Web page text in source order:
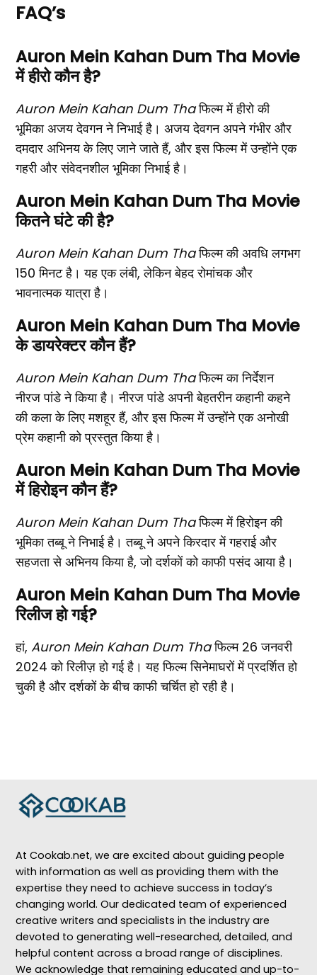
FAQ’s
Auron Mein Kahan Dum Tha Movie
में हीरो कौन है?
Auron Mein Kahan Dum Thaफिल्म में हीरो की
भूमिका अजय देवगन ने निभाई है। अजय देवगन अपने गंभीर और
दमदार अभिनय के लिए जाने जाते हैं, और इस फिल्म में उन्होंने एक
गहरी और संवेदनशील भूमिका निभाई है।
Auron Mein Kahan Dum Tha Movie
कितने घंटे की है?
Auron Mein Kahan Dum Thaफिल्म की अवधि लगभग
150 मिनट है। यह एक लंबी, लेकिन बेहद रोमांचक और
भावनात्मक यात्रा है।
Auron Mein Kahan Dum Tha Movie
के डायरेक्टर कौन हैं?
Auron Mein Kahan Dum Thaफिल्म का निर्देशन
नीरज पांडे ने किया है। नीरज पांडे अपनी बेहतरीन कहानी कहने
की कला के लिए मशहूर हैं, और इस फिल्म में उन्होंने एक अनोखी
प्रेम कहानी को प्रस्तुत किया है।
Auron Mein Kahan Dum Tha Movie
में हिरोइन कौन हैं?
Auron Mein Kahan Dum Thaफिल्म में हिरोइन की
भूमिका तब्बू ने निभाई है। तब्बू ने अपने किरदार में गहराई और
सहजता से अभिनय किया है, जो दर्शकों को काफी पसंद आया है।
Auron Mein Kahan Dum Tha Movie
रिलीज हो गई?
हां,Auron Mein Kahan Dum Thaफिल्म 26 जनवरी
2024 को रिलीज़ हो गई है। यह फिल्म सिनेमाघरों में प्रदर्शित हो
चुकी है और दर्शकों के बीच काफी चर्चित हो रही है।
At Cookab.net, we are excited about guiding people
with information as well as providing them with the
expertise they need to achieve success in today’s
changing world. Our dedicated team of experienced
creative writers and specialists in the industry are
devoted to generating well-researched, detailed, and
helpful content across a broad range of disciplines.
We acknowledge that remaining educated and up-to-